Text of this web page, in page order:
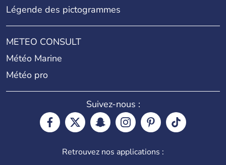
Légende des pictogrammes
METEO CONSULT
Météo Marine
Météo pro
Suivez-nous :
Retrouvez nos applications :